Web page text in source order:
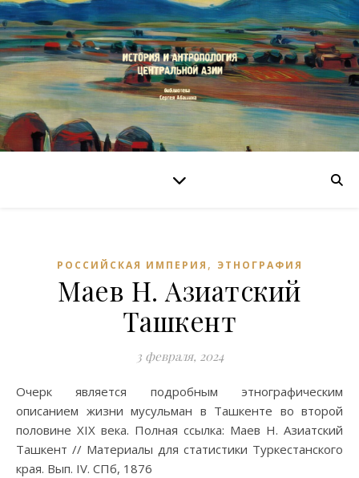
РОССИЙСКАЯ ИМПЕРИЯ , ЭТНОГРАФИЯ
Маев Н. Азиатский
Ташкент
3 февраля, 2024
Очерк является подробным этнографическим
описанием жизни мусульман в Ташкенте во второй
половине XIX века. Полная ссылка: Маев Н. Азиатский
Ташкент // Материалы для статистики Туркестанского
края. Вып. IV. СПб, 1876